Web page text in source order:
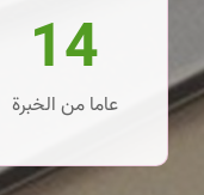
14
عاما من الخبرة